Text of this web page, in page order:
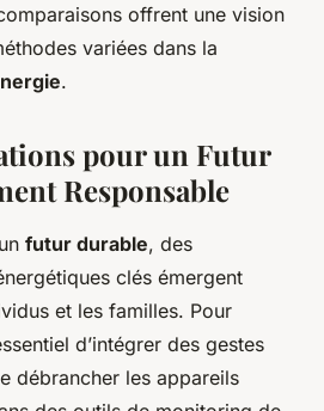
offrent une vision
variées dans la
.
pour un Futur
Responsable
futur durable, des
clés émergent
et les familles. Pour
d’intégrer des gestes
débrancher les appareils